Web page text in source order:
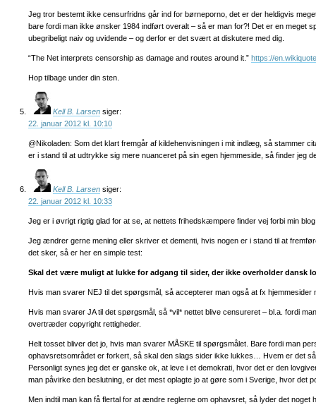
Jeg tror bestemt ikke censurfridns går ind for børneporno, det er der heldigvis
bare fordi man ikke ønsker 1984 indført overalt – så er man for?! Det er en meget
ubegribeligt naiv og uvidende – og derfor er det svært at diskutere med dig.
“The Net interprets censorship as damage and routes around it.” https://
Hop tilbage under din sten.
Kell B. Larsen siger:
22. januar 2012 kl. 10:10
@Nikoladen: Som det klart fremgår af kildehenvisningen i mit indlæg, så stammer
er i stand til at udtrykke sig mere nuanceret på sin egen hjemmeside, så finder jeg
Kell B. Larsen siger:
22. januar 2012 kl. 10:33
Jeg er i øvrigt rigtig glad for at se, at nettets frihedskæmpere finder vej forbi min
Jeg ændrer gerne mening eller skriver et dementi, hvis nogen er i stand til at
det sker, så er her en simple test:
Skal det være muligt at lukke for adgang til sider, der ikke overholder dansk
Hvis man svarer NEJ til det spørgsmål, så accepterer man også at fx
Hvis man svarer JA til det spørgsmål, så *vil* nettet blive censureret – bl.a. fordi
overtræder copyright rettigheder.
Helt tosset bliver det jo, hvis man svarer MÅSKE til spørgsmålet. Bare fordi man
ophavsretsområdet er forkert, så skal den slags sider ikke lukkes… Hvem er det
Personligt synes jeg det er ganske ok, at leve i et demokrati, hvor det er den
man påvirke den beslutning, er det mest oplagte jo at gøre som i Sverige, hvor det
Men indtil man kan få flertal for at ændre reglerne om ophavsret, så lyder det